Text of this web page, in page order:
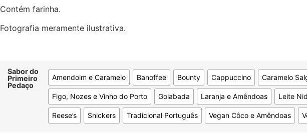
Contém farinha.
Fotografia meramente ilustrativa.
Sabor do
Primeiro
Pedaço
Amendoim e Caramelo Banoffee Bounty Cappuccino Caramelo
Figo, Nozes e Vinho do Porto Goiabada Laranja e Amêndoas Leite
Reese’s Snickers Tradicional Português Vegan Côco e Amêndoas